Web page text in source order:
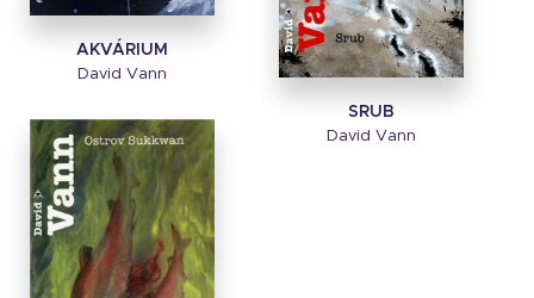
AKVÁRIUM
David Vann
SRUB
David Vann